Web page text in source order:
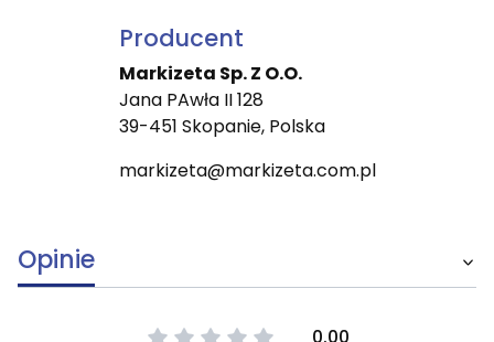
Producent
Markizeta Sp. Z O.O.
Jana PAwła II 128
39-451 Skopanie, Polska
markizeta@markizeta.com.pl
Opinie